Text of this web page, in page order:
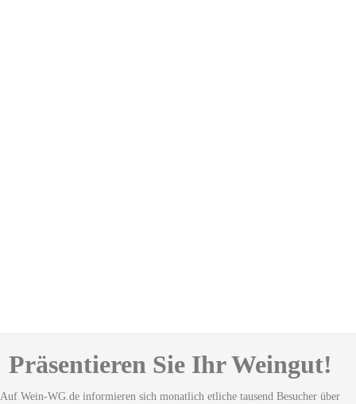
Präsentieren Sie Ihr Weingut!
Auf Wein-WG.de informieren sich monatlich etliche tausend Besucher über